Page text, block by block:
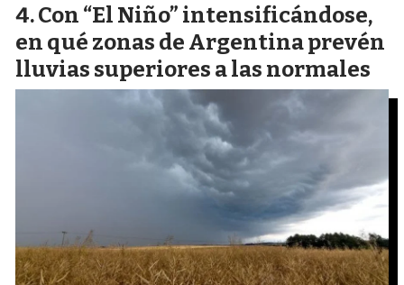
Con “El Niño” intensificándose,
en qué zonas de Argentina prevén
lluvias superiores a las normales